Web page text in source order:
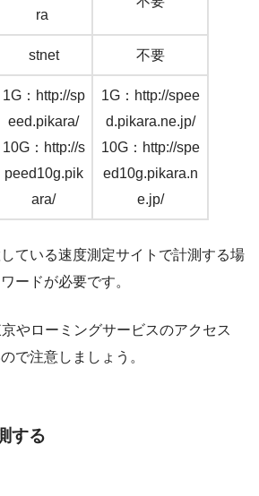
ra
stnet 不要
1G：http://sp
eed.pikara/
10G：http://s
peed10g.pik
ara/
1G：http://spee
d.pikara.ne.jp/
10G：http://spe
ed10g.pikara.n
e.jp/
ている速度測定サイトで計測する場
ードが必要です。
やローミングサービスのアクセス
で注意しましょう。
する